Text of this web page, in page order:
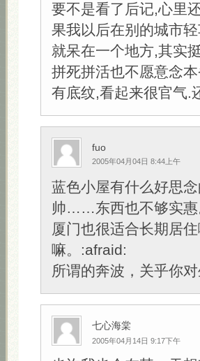
要不是看了后记,心里
果我以后在别的城市
就呆在一个地方,其实
拼死拼活也不愿意念
有底纹,看起来很官气.
fuo
2005年04月04日 8:44上午
蓝色小屋有什么好思
帅……东西也不够实惠
厦门也很适合长期居
嘛。:afraid:
所谓的奔波，关乎你对
七心海棠
2005年04月14日 9:17下午